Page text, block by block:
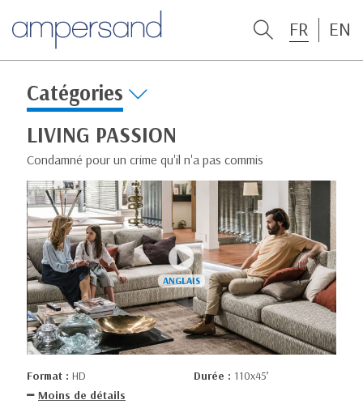
FR EN
Catégories
LIVING PASSION
Condamné pour un crime qu'il n'a pas commis
Format : HD Durée : 110x45’
Moins de détails